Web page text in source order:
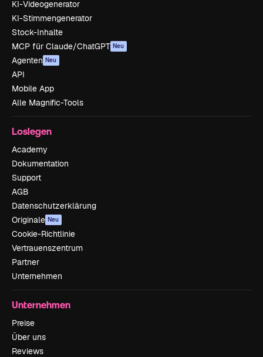
KI-Videogenerator
KI-Stimmengenerator
Stock-Inhalte
MCP für Claude/ChatGPT Neu
Agenten Neu
API
Mobile App
Alle Magnific-Tools
Loslegen
Academy
Dokumentation
Support
AGB
Datenschutzerklärung
Originale Neu
Cookie-Richtlinie
Vertrauenszentrum
Partner
Unternehmen
Unternehmen
Preise
Über uns
Reviews